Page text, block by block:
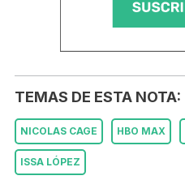
TEMAS DE ESTA NOTA:
NICOLAS CAGE HBO MAX
ISSA LÓPEZ